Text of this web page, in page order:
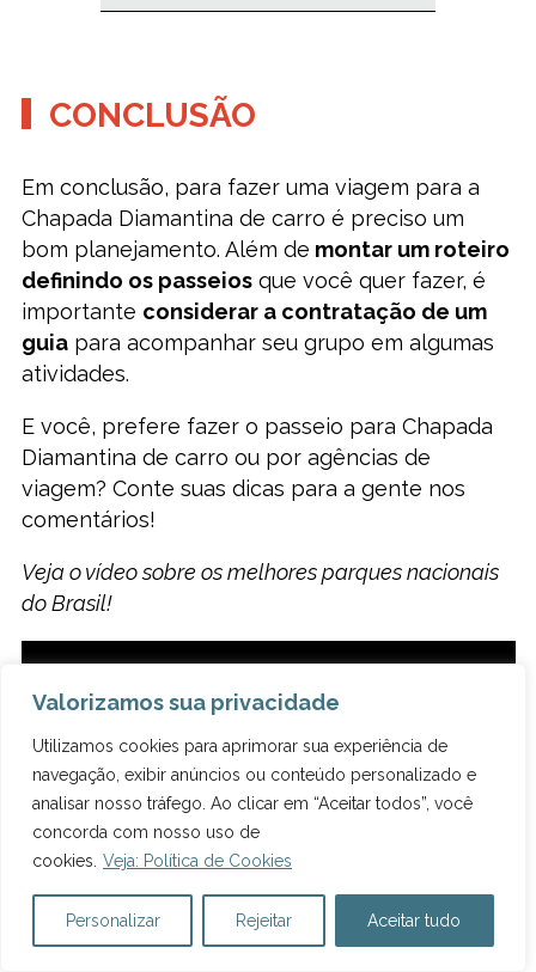
Valorizamos sua privacidade
Utilizamos cookies para aprimorar sua experiência de
navegação, exibir anúncios ou conteúdo personalizado e
analisar nosso tráfego. Ao clicar em “Aceitar todos”, você
concorda com nosso uso de
cookies. Veja: Política de Cookies
Personalizar Rejeitar Aceitar tudo
CONCLUSÃO
Em conclusão, para fazer uma viagem para a
Chapada Diamantina de carro é preciso um
bom planejamento. Além de montar um roteiro
definindo os passeiosque você quer fazer, é
importante considerar a contratação de um
guiapara acompanhar seu grupo em algumas
atividades.
E você, prefere fazer o passeio para Chapada
Diamantina de carro ou por agências de
viagem? Conte suas dicas para a gente nos
comentários!
Veja o vídeo sobre os melhores parques nacionais
do Brasil!